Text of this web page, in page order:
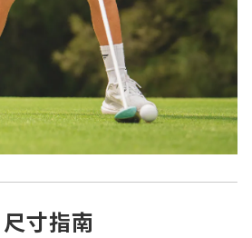
尺寸指南